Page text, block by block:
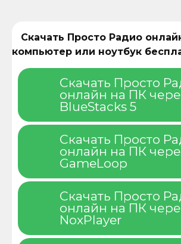
Скачать Просто Радио
компьютер или ноутбук
Скачать Просто
онлайн на ПК
BlueStacks 5
Скачать Просто
онлайн на ПК
GameLoop
Скачать Просто
онлайн на ПК
NoxPlayer